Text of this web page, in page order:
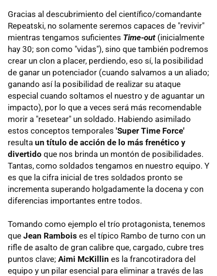
Gracias al descubrimiento del científico/comandante
Repeatski, no solamente seremos capaces de "revivir"
mientras tengamos suficientes Time-out (inicialmente
hay 30; son como "vidas"), sino que también podremos
crear un clon a placer, perdiendo, eso sí, la posibilidad
de ganar un potenciador (cuando salvamos a un aliado;
ganando así la posibilidad de realizar su ataque
especial cuando soltamos el nuestro y de aguantar un
impacto), por lo que a veces será más recomendable
morir a "resetear" un soldado. Habiendo asimilado
estos conceptos temporales 'Super Time Force'
resulta un título de acción de lo más frenético y
divertido que nos brinda un montón de posibilidades.
Tantas, como soldados tengamos en nuestro equipo. Y
es que la cifra inicial de tres soldados pronto se
incrementa superando holgadamente la docena y con
diferencias importantes entre todos.
Tomando como ejemplo el trío protagonista, tenemos
que Jean Rambois es el típico Rambo de turno con un
rifle de asalto de gran calibre que, cargado, cubre tres
puntos clave; Aimi McKillin es la francotiradora del
equipo y un pilar esencial para eliminar a través de las